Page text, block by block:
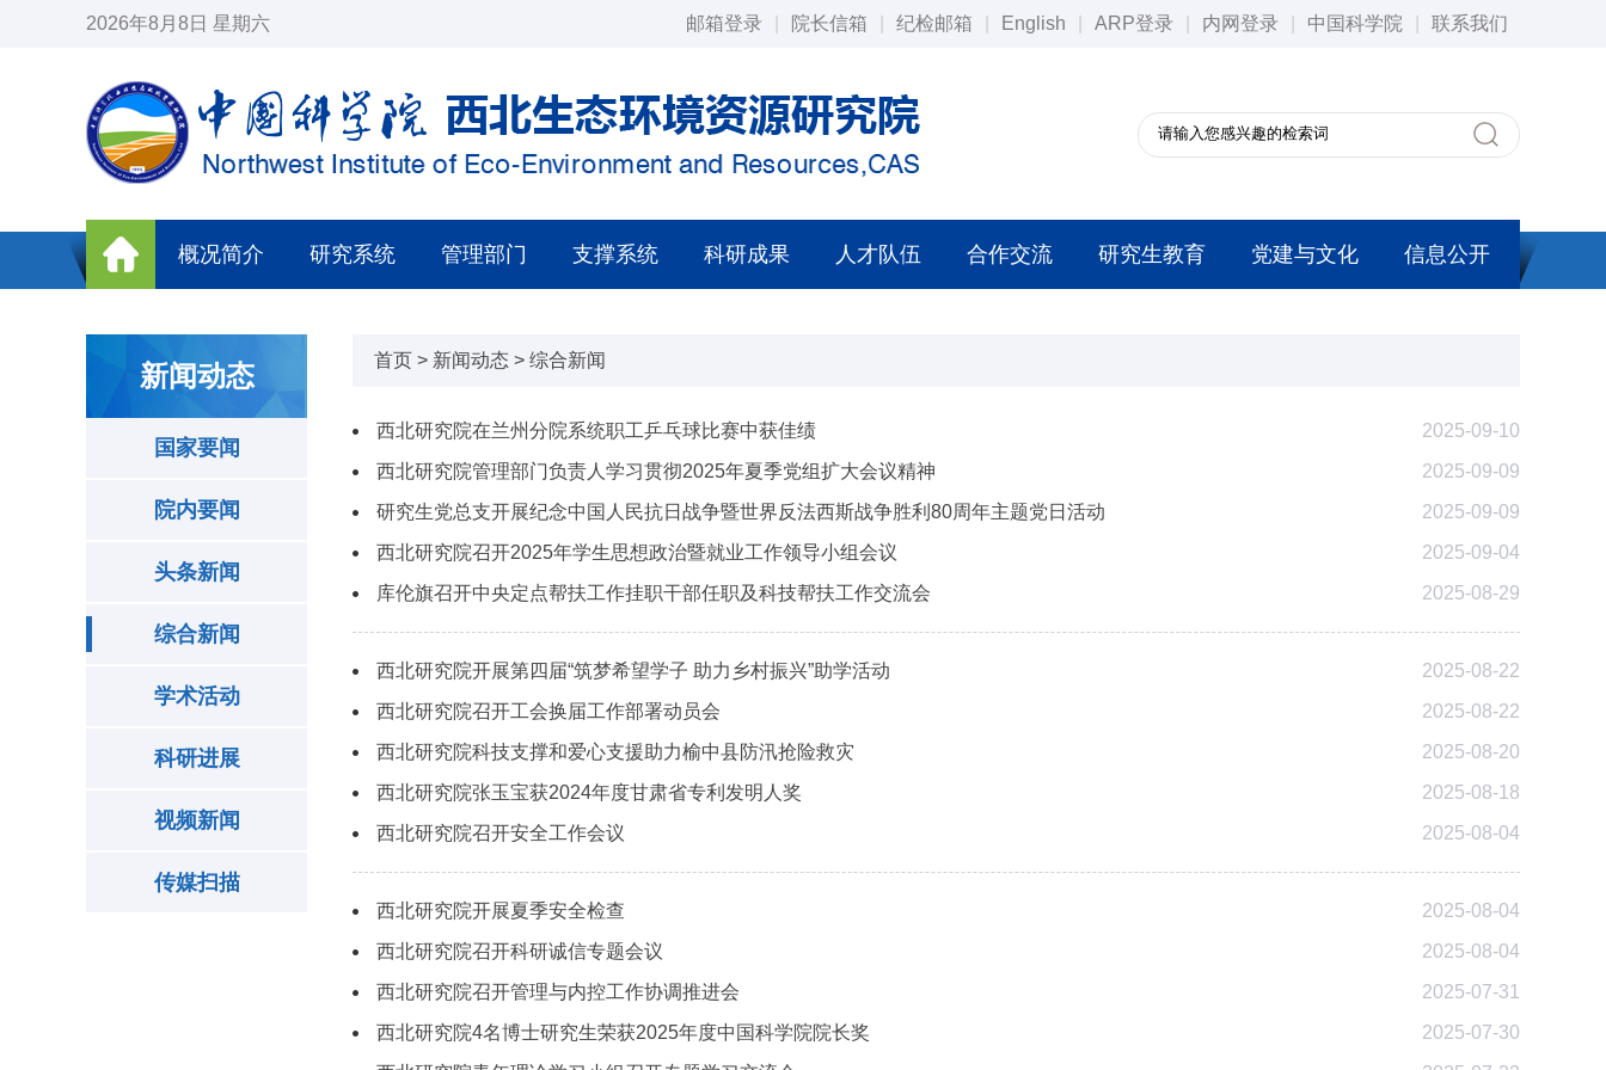
2026年8月8日 星期六 邮箱登录 院长信箱 纪检邮箱 English ARP登录 内网登录 中国科学院 联系我们
概况简介 研究系统 管理部门 支撑系统 科研成果 人才队伍 合作交流 研究生教育 党建与文化 信息公开
新闻动态
国家要闻
院内要闻
头条新闻
综合新闻
学术活动
科研进展
视频新闻
传媒扫描
首页 > 新闻动态 > 综合新闻
西北研究院在兰州分院系统职工乒乓球比赛中获佳绩
2025-09-10
西北研究院管理部门负责人学习贯彻2025年夏季党组扩大会议精神
2025-09-09
研究生党总支开展纪念中国人民抗日战争暨世界反法西斯战争胜利80周年主题党日活动
2025-09-09
西北研究院召开2025年学生思想政治暨就业工作领导小组会议
2025-09-04
库伦旗召开中央定点帮扶工作挂职干部任职及科技帮扶工作交流会
2025-08-29
西北研究院开展第四届“筑梦希望学子 助力乡村振兴”助学活动
2025-08-22
西北研究院召开工会换届工作部署动员会
2025-08-22
西北研究院科技支撑和爱心支援助力榆中县防汛抢险救灾
2025-08-20
西北研究院张玉宝获2024年度甘肃省专利发明人奖
2025-08-18
西北研究院召开安全工作会议
2025-08-04
西北研究院开展夏季安全检查
2025-08-04
西北研究院召开科研诚信专题会议
2025-08-04
西北研究院召开管理与内控工作协调推进会
2025-07-31
西北研究院4名博士研究生荣获2025年度中国科学院院长奖
2025-07-30